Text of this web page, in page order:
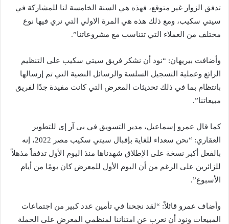
تدفق الزوار غير متوقع، فهذه هي السنة الخامسة لنا للمشاركة في
سيتي سكيب، ومع ذلك هذه هي المرة الاولي التي نري فيها نوع
مختلف من العملاء التي تتناسب مع مشروعاتنا”.
وأضافت بيريهان: “نود أن نشكر فريق سيتي سكيب على التنظيم
الرائع وعملية التسجيل السلسة والرسائل النصية التي تم إرسالها
بانتظام بما في ذلك تحديثات المعرض التي كانت مفيدة جدًا لفريق
مبيعاتنا”.
كما قال عمرو إسماعيل، مدير التسويق في بى آر إى للتطوير
العقاري: “نحن سعداء للغاية بإقبال سيتي سكيب مصر 2022، إنه
بالفعل أكبر نسخة على الإطلاق شهدناها منذ اليوم الأول تدفقاً مذهلاً
للزائرين على الرغم من أن اليوم الأول للمعرض كان يومًا من أيام
الأسبوع”.
وأضاف عمرو قائلاً: “لقد نجحنا في تأمين عدد كبير من اجتماعات
المبيعات ونود أن نعرب عن امتناننا لمنظمي المعرض على الحملة